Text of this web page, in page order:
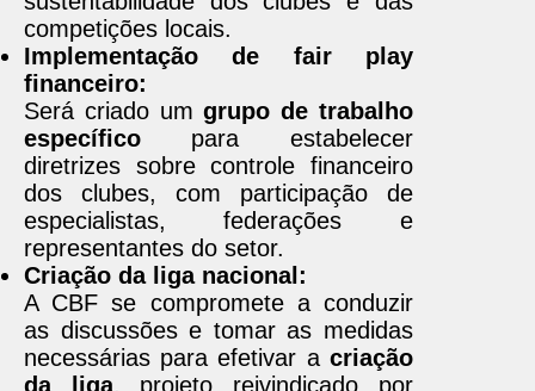
competições locais.
Implementação de fair play
financeiro:
Será criado umgrupo de trabalho
específico para estabelecer
diretrizes sobre controle financeiro
dos clubes, com participação de
especialistas, federações e
representantes do setor.
Criação da liga nacional:
A CBF se compromete a conduzir
as discussões e tomar as medidas
necessárias para efetivar a criação
da liga, projeto reivindicado por